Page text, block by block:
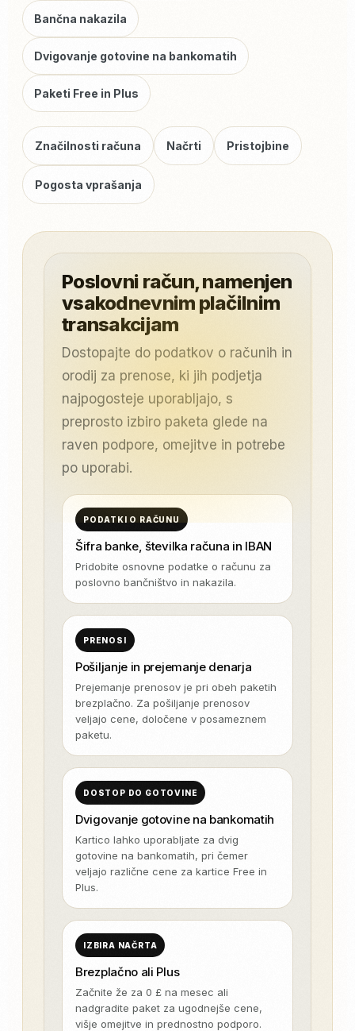
Bančna nakazila
Dvigovanje gotovine na bankomatih
Paketi Free in Plus
Značilnosti računa Načrti Pristojbine
Pogosta vprašanja
Poslovni račun, namenjen
vsakodnevnim plačilnim
transakcijam
Dostopajte do podatkov o računih in
orodij za prenose, ki jih podjetja
najpogosteje uporabljajo, s
preprosto izbiro paketa glede na
raven podpore, omejitve in potrebe
po uporabi.
PODATKI O RAČUNU
Šifra banke, številka računa in IBAN
Pridobite osnovne podatke o računu za
poslovno bančništvo in nakazila.
PRENOSI
Pošiljanje in prejemanje denarja
Prejemanje prenosov je pri obeh paketih
brezplačno. Za pošiljanje prenosov
veljajo cene, določene v posameznem
paketu.
DOSTOP DO GOTOVINE
Dvigovanje gotovine na bankomatih
Kartico lahko uporabljate za dvig
gotovine na bankomatih, pri čemer
veljajo različne cene za kartice Free in
Plus.
IZBIRA NAČRTA
Brezplačno ali Plus
Začnite že za 0 £ na mesec ali
nadgradite paket za ugodnejše cene,
višje omejitve in prednostno podporo.